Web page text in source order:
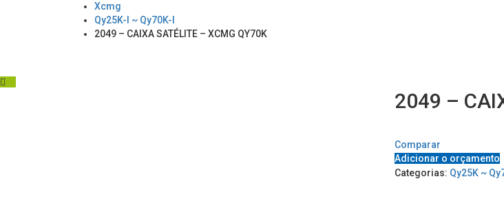
Xcmg
Qy25K-I ~ Qy70K-I
2049 – CAIXA SATÉLITE – XCMG QY70K
2049 –
Comparar
Adicionar o orçamento
Categorias: Qy25K ~